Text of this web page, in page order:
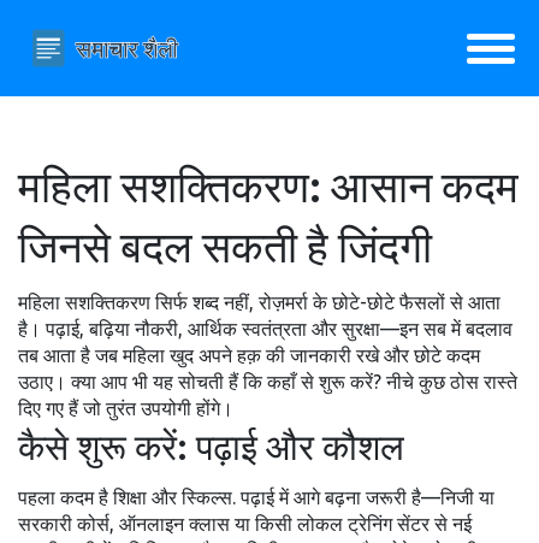
महिला सशक्तिकरण: आसान कदम
जिनसे बदल सकती है जिंदगी
महिला सशक्तिकरण सिर्फ शब्द नहीं, रोज़मर्रा के छोटे-छोटे फैसलों से आता
है। पढ़ाई, बढ़िया नौकरी, आर्थिक स्वतंत्रता और सुरक्षा—इन सब में बदलाव
तब आता है जब महिला खुद अपने हक़ की जानकारी रखे और छोटे कदम
उठाए। क्या आप भी यह सोचती हैं कि कहाँ से शुरू करें? नीचे कुछ ठोस रास्ते
दिए गए हैं जो तुरंत उपयोगी होंगे।
कैसे शुरू करें: पढ़ाई और कौशल
पहला कदम है शिक्षा और स्किल्स. पढ़ाई में आगे बढ़ना जरूरी है—निजी या
सरकारी कोर्स, ऑनलाइन क्लास या किसी लोकल ट्रेनिंग सेंटर से नई